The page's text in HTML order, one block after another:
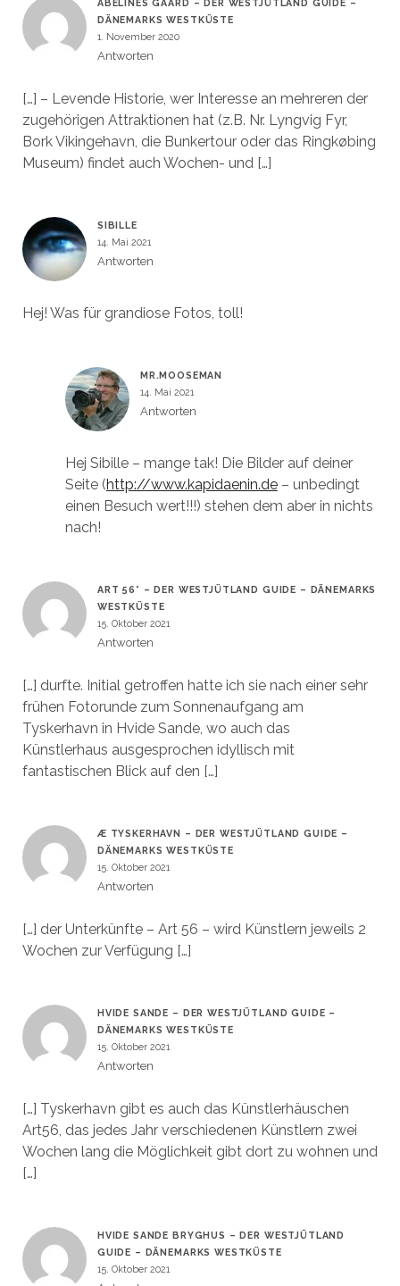
ABELINES GAARD – DER WESTJÜTLAND GUIDE –
DÄNEMARKS WESTKÜSTE
1. November 2020
Antworten
[…] – Levende Historie, wer Interesse an mehreren der
zugehörigen Attraktionen hat (z.B. Nr. Lyngvig Fyr,
Bork Vikingehavn, die Bunkertour oder das Ringkøbing
Museum) findet auch Wochen- und […]
SIBILLE
14. Mai 2021
Antworten
Hej! Was für grandiose Fotos, toll!
MR.MOOSEMAN
14. Mai 2021
Antworten
Hej Sibille – mange tak! Die Bilder auf deiner
Seite (http://www.kapidaenin.de– unbedingt
einen Besuch wert!!!) stehen dem aber in nichts
nach!
ART 56° – DER WESTJÜTLAND GUIDE – DÄNEMARKS
WESTKÜSTE
15. Oktober 2021
Antworten
[…] durfte. Initial getroffen hatte ich sie nach einer sehr
frühen Fotorunde zum Sonnenaufgang am
Tyskerhavn in Hvide Sande, wo auch das
Künstlerhaus ausgesprochen idyllisch mit
fantastischen Blick auf den […]
Æ TYSKERHAVN – DER WESTJÜTLAND GUIDE –
DÄNEMARKS WESTKÜSTE
15. Oktober 2021
Antworten
[…] der Unterkünfte – Art 56 – wird Künstlern jeweils 2
Wochen zur Verfügung […]
HVIDE SANDE – DER WESTJÜTLAND GUIDE –
DÄNEMARKS WESTKÜSTE
15. Oktober 2021
Antworten
[…] Tyskerhavn gibt es auch das Künstlerhäuschen
Art56, das jedes Jahr verschiedenen Künstlern zwei
Wochen lang die Möglichkeit gibt dort zu wohnen und
[…]
HVIDE SANDE BRYGHUS – DER WESTJÜTLAND
GUIDE – DÄNEMARKS WESTKÜSTE
15. Oktober 2021